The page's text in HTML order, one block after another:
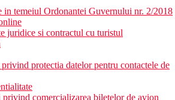
in temeiul Ordonantei Guvernului nr. 2/2018
juridice si contractul cu turistul
protectia datelor pentru contactele de
comercializarea biletelor de avion